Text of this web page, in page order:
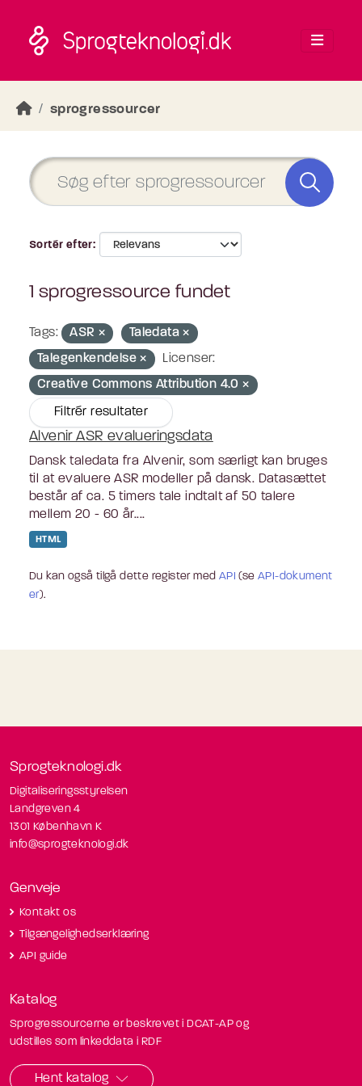
sprogressourcer
Sortér efter
1 sprogressource fundet
Tags: ASR
Taledata
Talegenkendelse
Licenser:
Creative Commons Attribution 4.0
Filtrér resultater
Alvenir ASR evalueringsdata
Dansk taledata fra Alvenir, som særligt kan bruges
til at evaluere ASR modeller på dansk. Datasættet
består af ca. 5 timers tale indtalt af 50 talere
mellem 20 - 60 år....
HTML
Du kan også tilgå dette register med API (seAPI-dokument
er).
Sprogteknologi.dk
Digitaliseringsstyrelsen
Landgreven 4
1301 København K
info@sprogteknologi.dk
Genveje
Kontakt os
Tilgængelighedserklæring
API guide
Katalog
Sprogressourcerne er beskrevet i DCAT-AP og
udstilles som linkeddata i RDF
Hent katalog